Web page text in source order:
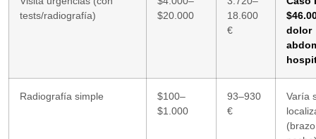
tests/radiografía)
$20.000
18.600
€
dolor
Radiografía simple
$100–
$1.000
93–930
€
Varía